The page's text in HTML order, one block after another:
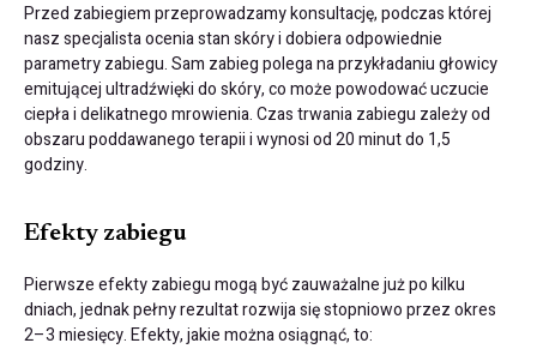
Przed zabiegiem przeprowadzamy konsultację, podczas której
nasz specjalista ocenia stan skóry i dobiera odpowiednie
parametry zabiegu. Sam zabieg polega na przykładaniu głowicy
emitującej ultradźwięki do skóry, co może powodować uczucie
ciepła i delikatnego mrowienia. Czas trwania zabiegu zależy od
obszaru poddawanego terapii i wynosi od 20 minut do 1,5
godziny.
Efekty zabiegu
Pierwsze efekty zabiegu mogą być zauważalne już po kilku
dniach, jednak pełny rezultat rozwija się stopniowo przez okres
2–3 miesięcy. Efekty, jakie można osiągnąć, to: